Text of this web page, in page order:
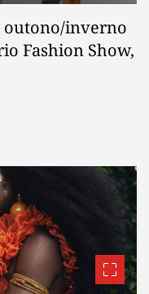
outono/inverno
Fashion Show,